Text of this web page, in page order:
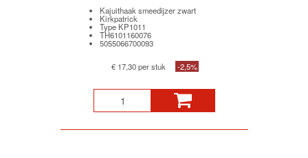
Kajuithaak smeedijzer zwart
Kirkpatrick
Type KP1011
TH6101160076
5055066700093
€ 17,30 per stuk -2,5%